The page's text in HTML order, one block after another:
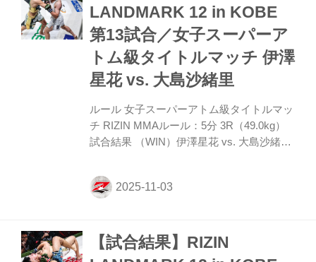
は前に出てストレートを振るうが秋元は横
にかわす。しかし萩原はノーモーションの
右ストレートで秋元に鼻血を出させる。そ
して再びインカーフ。秋元もストレートを
当てるが、萩原は左フック...
LANDMARK 12 in KOBE
第13試合／女子スーパーア
トム級タイトルマッチ 伊澤
星花 vs. 大島沙緒里
ルール 女子スーパーアトム級タイトルマッ
チ RIZIN MMAルール：5分 3R（49.0kg）
試合結果 （WIN）伊澤星花 vs. 大島沙緒里
リーチで15㎝まさる伊澤がマットの中央を
取る。伊澤は前蹴りを飛ばしながら歩み寄
ンするが、伊澤に追撃は与えず立ち上が
る。そしてタックルに入るが、伊澤は切っ
【試合結果】RIZIN